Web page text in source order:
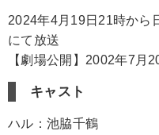
2024年4月19日21時から
にて放送
【劇場公開】2002年7月
キャスト
ハル：池脇千鶴